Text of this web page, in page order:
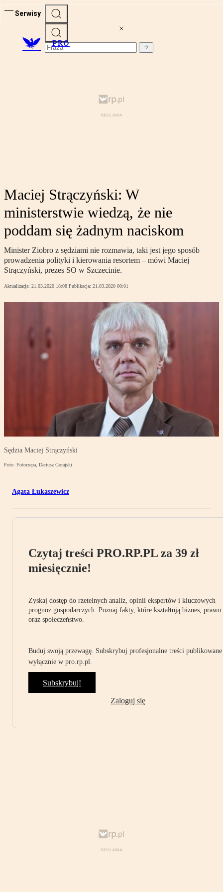
Serwisy
PRO
Maciej Strączyński: W
ministerstwie wiedzą, że nie
poddam się żadnym naciskom
Minister Ziobro z sędziami nie rozmawia, taki jest jego sposób
prowadzenia polityki i kierowania resortem – mówi Maciej
Strączyński, prezes SO w Szczecinie.
Aktualizacja: 21.03.2020 18:08 Publikacja: 21.03.2020 00:01
Sędzia Maciej Strączyński
Foto: Fotorzepa, Dariusz Gorajski
Agata Łukaszewicz
Czytaj treści PRO.RP.PL za 39 zł
miesięcznie!
Zyskaj dostęp do rzetelnych analiz, opinii ekspertów i kluczowych
prognoz gospodarczych. Poznaj fakty, które kształtują biznes, prawo
oraz społeczeństwo.
Buduj swoją przewagę. Subskrybuj profesjonalne treści publikowane
wyłącznie w pro.rp.pl.
Subskrybuj!
Zaloguj się